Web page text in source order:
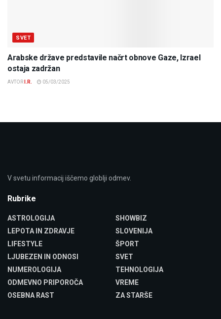
SVET
Arabske države predstavile načrt obnove Gaze, Izrael
ostaja zadržan
AVTOR I.R. 05/03/2025
V svetu informacij iščemo globlji odmev.
Rubrike
ASTROLOGIJA
LEPOTA IN ZDRAVJE
LIFESTYLE
LJUBEZEN IN ODNOSI
NUMEROLOGIJA
ODMEVNO PRIPOROČA
OSEBNA RAST
SHOWBIZ
SLOVENIJA
ŠPORT
SVET
TEHNOLOGIJA
VREME
ZA STARŠE